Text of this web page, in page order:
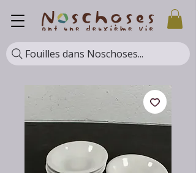
Fouilles dans Noschoses...